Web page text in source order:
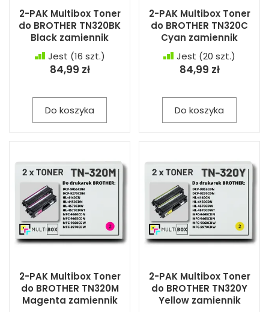
2-PAK Multibox Toner
do BROTHER TN320BK
Black zamiennik
Jest (16 szt.)
84,99 zł
Do koszyka
2-PAK Multibox Toner
do BROTHER TN320C
Cyan zamiennik
Jest (20 szt.)
84,99 zł
Do koszyka
2-PAK Multibox Toner
do BROTHER TN320M
Magenta zamiennik
2-PAK Multibox Toner
do BROTHER TN320Y
Yellow zamiennik